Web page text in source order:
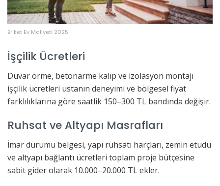
Briket Ev Maliyeti 2025
İşçilik Ücretleri
Duvar örme, betonarme kalıp ve izolasyon montajı
işçilik ücretleri ustanın deneyimi ve bölgesel fiyat
farklılıklarına göre saatlik 150–300 TL bandında değişir.
Ruhsat ve Altyapı Masrafları
İmar durumu belgesi, yapı ruhsatı harçları, zemin etüdü
ve altyapı bağlantı ücretleri toplam proje bütçesine
sabit gider olarak 10.000–20.000 TL ekler.